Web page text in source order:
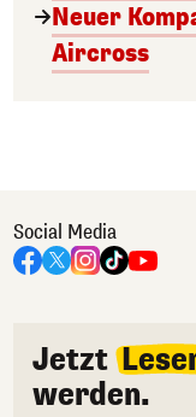
Neuer
Aircross
Social Media
Jetzt
werden.